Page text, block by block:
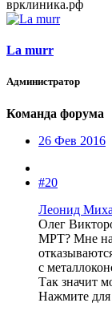
врклиника.рф
La murr
Администратор
Команда форума
26 Фев 2016
#20
Леонид
Олег
МРТ? Мне
с
Так значит
Нажмите для